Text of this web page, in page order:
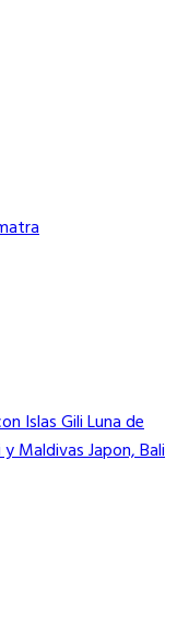
Islas GiliLuna de
y MaldivasJapon, Bali